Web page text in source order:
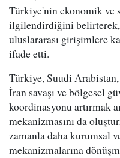
Türkiye'nin ekonomik ve
ilgilendirdiğini belirterek,
uluslararası girişimlere
ifade etti.
Türkiye, Suudi Arabistan,
İran savaşı ve bölgesel
koordinasyonu artırmak
mekanizmasını da
zamanla daha kurumsal
mekanizmalarına